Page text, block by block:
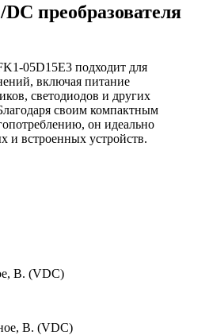
преобразователя
05D15E3 подходит для
включая питание
светодиодов и других
своим компактным
он идеально
и встроенных устройств.
В. (VDC)
В. (VDC)